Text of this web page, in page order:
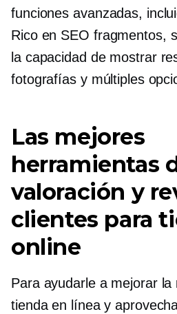
funciones avanzadas,
Rico en SEO fragmentos,
la capacidad de mostrar
fotografías y múltiples
Las mejores
herramientas
valoración y
clientes para
online
Para ayudarle a mejorar la
tienda en línea y